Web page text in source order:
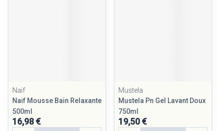
Naif
Naif Mousse Bain Relaxante
500ml
16,98 €
Mustela
Mustela Pn Gel Lavant Doux
750ml
19,50 €